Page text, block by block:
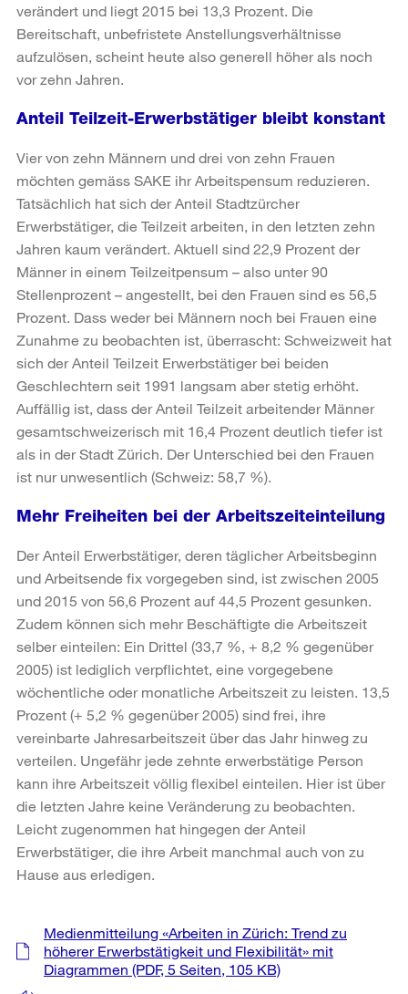
verändert und liegt 2015 bei 13,3 Prozent. Die
Bereitschaft, unbefristete Anstellungsverhältnisse
aufzulösen, scheint heute also generell höher als noch
vor zehn Jahren.
Anteil Teilzeit-Erwerbstätiger bleibt konstant
Vier von zehn Männern und drei von zehn Frauen
möchten gemäss SAKE ihr Arbeitspensum reduzieren.
Tatsächlich hat sich der Anteil Stadtzürcher
Erwerbstätiger, die Teilzeit arbeiten, in den letzten zehn
Jahren kaum verändert. Aktuell sind 22,9 Prozent der
Männer in einem Teilzeitpensum – also unter 90
Stellenprozent – angestellt, bei den Frauen sind es 56,5
Prozent. Dass weder bei Männern noch bei Frauen eine
Zunahme zu beobachten ist, überrascht: Schweizweit hat
sich der Anteil Teilzeit Erwerbstätiger bei beiden
Geschlechtern seit 1991 langsam aber stetig erhöht.
Auffällig ist, dass der Anteil Teilzeit arbeitender Männer
gesamtschweizerisch mit 16,4 Prozent deutlich tiefer ist
als in der Stadt Zürich. Der Unterschied bei den Frauen
ist nur unwesentlich (Schweiz: 58,7 %).
Mehr Freiheiten bei der Arbeitszeiteinteilung
Der Anteil Erwerbstätiger, deren täglicher Arbeitsbeginn
und Arbeitsende fix vorgegeben sind, ist zwischen 2005
und 2015 von 56,6 Prozent auf 44,5 Prozent gesunken.
Zudem können sich mehr Beschäftigte die Arbeitszeit
selber einteilen: Ein Drittel (33,7 %, + 8,2 % gegenüber
2005) ist lediglich verpflichtet, eine vorgegebene
wöchentliche oder monatliche Arbeitszeit zu leisten. 13,5
Prozent (+ 5,2 % gegenüber 2005) sind frei, ihre
vereinbarte Jahresarbeitszeit über das Jahr hinweg zu
verteilen. Ungefähr jede zehnte erwerbstätige Person
kann ihre Arbeitszeit völlig flexibel einteilen. Hier ist über
die letzten Jahre keine Veränderung zu beobachten.
Leicht zugenommen hat hingegen der Anteil
Erwerbstätiger, die ihre Arbeit manchmal auch von zu
Hause aus erledigen.
Weitere
Informationen
Medienmitteilung «Arbeiten in Zürich: Trend zu
höherer Erwerbstätigkeit und Flexibilität» mit
Diagrammen (PDF, 5 Seiten, 105 KB)